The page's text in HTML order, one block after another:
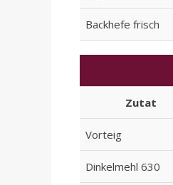
Backhefe frisch
Zutat
Vorteig
Dinkelmehl 630